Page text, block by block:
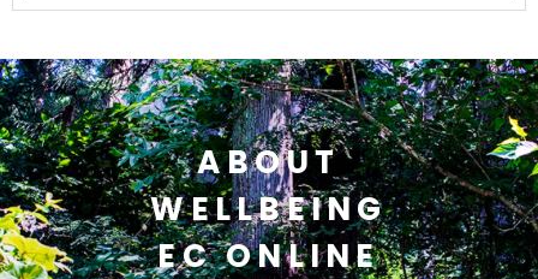
ABOUT
WELLBEING
EC ONLINE